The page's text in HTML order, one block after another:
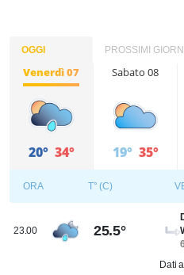
OGGI PROSSIMI GIORNI
Venerdì 07
20° 34°
Sabato 08
19° 35°
ORA T° (C)
23.00 25.5°
Dati